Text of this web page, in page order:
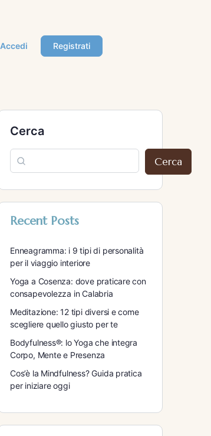
Accedi Registrati
Cerca
Cerca
Recent Posts
Enneagramma: i 9 tipi di personalità
per il viaggio interiore
Yoga a Cosenza: dove praticare con
consapevolezza in Calabria
Meditazione: 12 tipi diversi e come
scegliere quello giusto per te
Bodyfulness®: lo Yoga che integra
Corpo, Mente e Presenza
Cos’è la Mindfulness? Guida pratica
per iniziare oggi